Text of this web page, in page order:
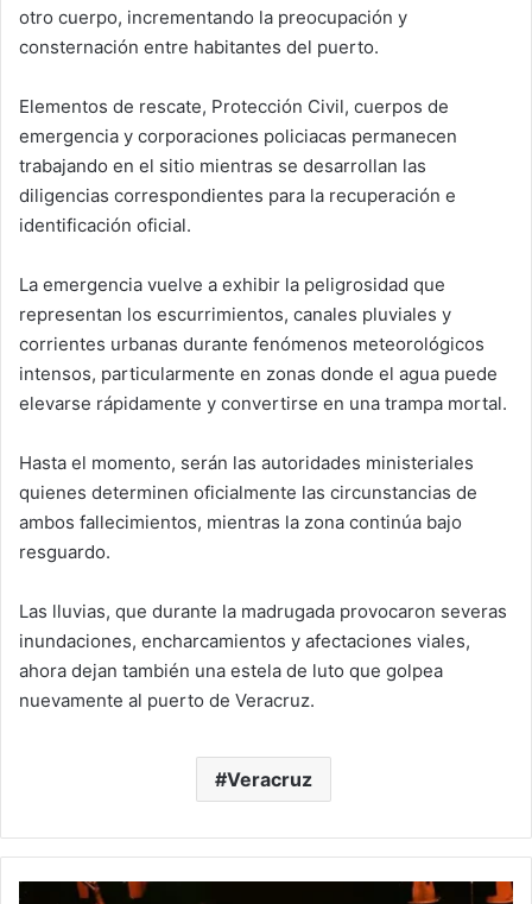
otro cuerpo, incrementando la preocupación y
consternación entre habitantes del puerto.
Elementos de rescate, Protección Civil, cuerpos de
emergencia y corporaciones policiacas permanecen
trabajando en el sitio mientras se desarrollan las
diligencias correspondientes para la recuperación e
identificación oficial.
La emergencia vuelve a exhibir la peligrosidad que
representan los escurrimientos, canales pluviales y
corrientes urbanas durante fenómenos meteorológicos
intensos, particularmente en zonas donde el agua puede
elevarse rápidamente y convertirse en una trampa mortal.
Hasta el momento, serán las autoridades ministeriales
quienes determinen oficialmente las circunstancias de
ambos fallecimientos, mientras la zona continúa bajo
resguardo.
Las lluvias, que durante la madrugada provocaron severas
inundaciones, encharcamientos y afectaciones viales,
ahora dejan también una estela de luto que golpea
nuevamente al puerto de Veracruz.
Veracruz